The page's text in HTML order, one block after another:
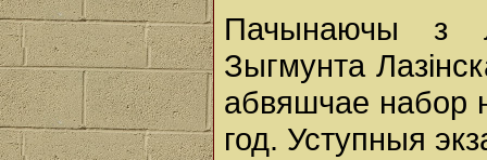
Пачынаючы з
Зыгмунта
абвяшчае набор
год. Уступныя